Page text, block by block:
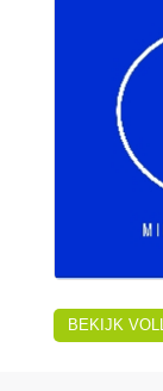
BEKIJK